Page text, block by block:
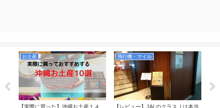
お土産
【実際に買った】沖縄お土産１４
飛行機・マイル
【レビュー】JALのクラスＪは本当